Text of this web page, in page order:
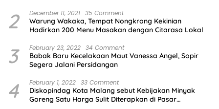
2 December 11, 2021 35 Comment
Warung Wakaka, Tempat Nongkrong Kekinian
Hadirkan 200 Menu Masakan dengan Citarasa Lokal
3 February 23, 2022 34 Comment
Babak Baru Kecelakaan Maut Vanessa Angel, Sopir
Segera Jalani Persidangan
4 February 1, 2022 33 Comment
Diskopindag Kota Malang sebut Kebijakan Minyak
Goreng Satu Harga Sulit Diterapkan di Pasar